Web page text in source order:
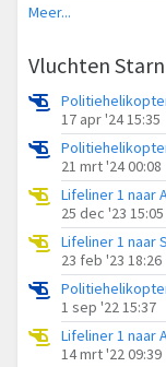
Meer...
Vluchten
17 apr '24 15:35
21 mrt '24 00:08
Lifeliner 1 naar
25 dec '23 15:05
Lifeliner 1 naar
23 feb '23 18:26
1 sep '22 15:37
Lifeliner 1 naar
14 mrt '22 09:39